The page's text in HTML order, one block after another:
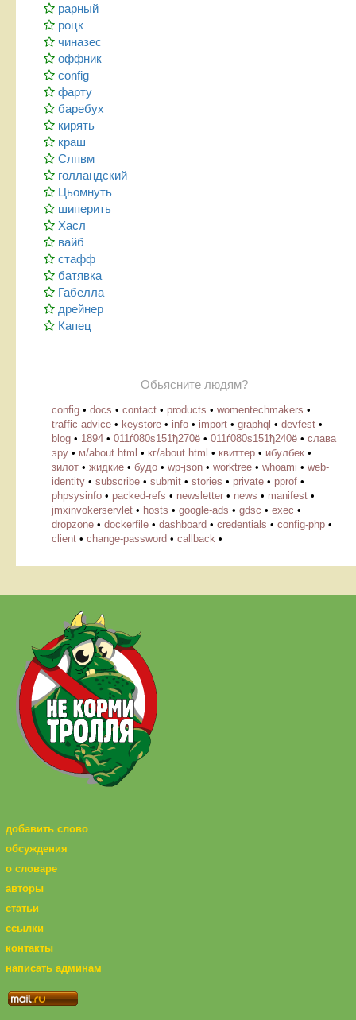
рарный
роцк
чиназес
оффник
config
фарту
баребух
кирять
краш
Слпвм
голландский
Цьомнуть
шиперить
Хасл
вайб
стафф
батявка
Габелла
дрейнер
Капец
Обьясните людям?
config • docs • contact • products • womentechmakers •
traffic-advice • keystore • info • import • graphql • devfest •
blog • 1894 • 011ѓ080ѕ151ђ270ё • 011ѓ080ѕ151ђ240ё • слава
эру • м/about.html • кг/about.html • квиттер • ибулбек •
зилот • жидкие • будо • wp-json • worktree • whoami • web-
identity • subscribe • submit • stories • private • pprof •
phpsysinfo • packed-refs • newsletter • news • manifest •
jmxinvokerservlet • hosts • google-ads • gdsc • exec •
dropzone • dockerfile • dashboard • credentials • config-php •
client • change-password • callback •
добавить слово
обсуждения
о словаре
авторы
статьи
ссылки
контакты
написать админам